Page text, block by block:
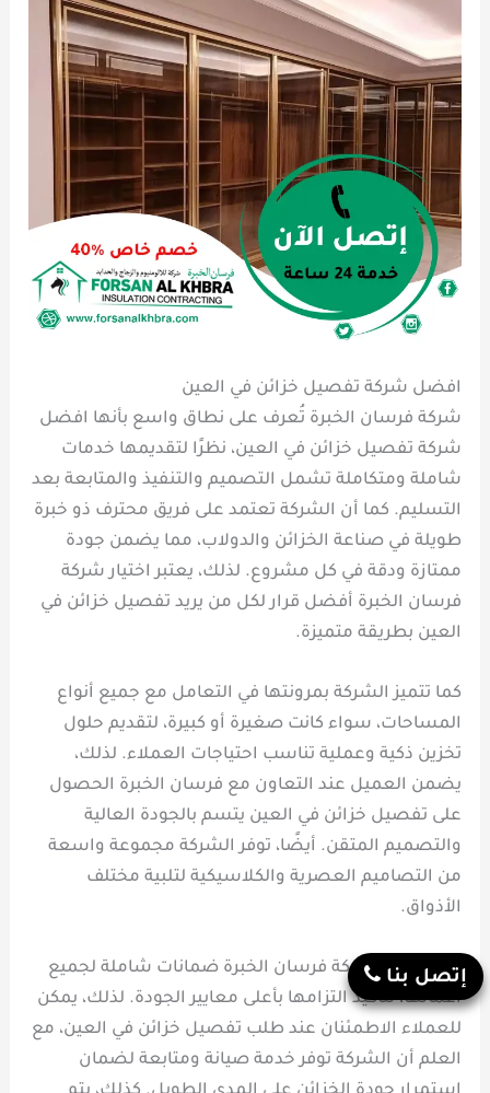
افضل شركة تفصيل خزائن في العين
شركة فرسان الخبرة تُعرف على نطاق واسع بأنها افضل
شركة تفصيل خزائن في العين، نظرًا لتقديمها خدمات
شاملة ومتكاملة تشمل التصميم والتنفيذ والمتابعة بعد
التسليم. كما أن الشركة تعتمد على فريق محترف ذو خبرة
طويلة في صناعة الخزائن والدولاب، مما يضمن جودة
ممتازة ودقة في كل مشروع. لذلك، يعتبر اختيار شركة
فرسان الخبرة أفضل قرار لكل من يريد تفصيل خزائن في
العين بطريقة متميزة.
كما تتميز الشركة بمرونتها في التعامل مع جميع أنواع
المساحات، سواء كانت صغيرة أو كبيرة، لتقديم حلول
تخزين ذكية وعملية تناسب احتياجات العملاء. لذلك،
يضمن العميل عند التعاون مع فرسان الخبرة الحصول
على تفصيل خزائن في العين يتسم بالجودة العالية
والتصميم المتقن. أيضًا، توفر الشركة مجموعة واسعة
من التصاميم العصرية والكلاسيكية لتلبية مختلف
الأذواق.
أيضًا، تقدم شركة فرسان الخبرة ضمانات شاملة لجميع
أعمالها، لتأكيد التزامها بأعلى معايير الجودة. لذلك، يمكن
للعملاء الاطمئنان عند طلب تفصيل خزائن في العين، مع
العلم أن الشركة توفر خدمة صيانة ومتابعة لضمان
إتصل بنا